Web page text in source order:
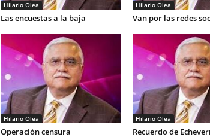
Hilario Olea
Las encuestas a la baja
Hilario Olea
Van por las redes
Hilario Olea
Operación censura
Hilario Olea
Recuerdo de